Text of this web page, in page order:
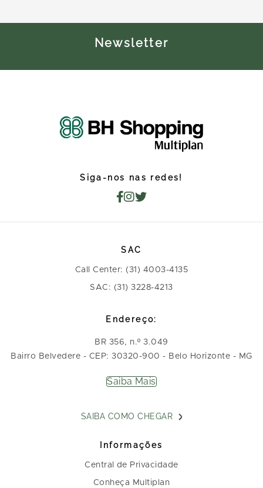
Newsletter
Siga-nos nas redes!
SAC
Call Center: (31) 4003-4135
SAC: (31) 3228-4213
Endereço:
BR 356, n.º 3.049
Bairro Belvedere - CEP: 30320-900 - Belo Horizonte - MG
Saiba Mais
SAIBA COMO CHEGAR
Informações
Central de Privacidade
Conheça Multiplan